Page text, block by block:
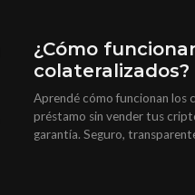
¿Cómo
colateralizados?
Aprendé cómo funcionan los
préstamo sin vender tus
garantía. Seguro,